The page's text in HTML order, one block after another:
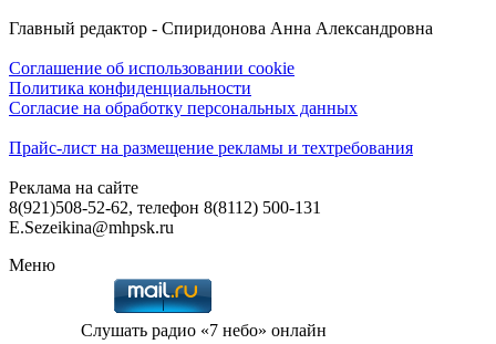
Главный редактор - Спиридонова Анна Александровна
Соглашение об использовании cookie
Политика конфиденциальности
Согласие на обработку персональных данных
Прайс-лист на размещение рекламы и техтребования
Реклама на сайте
8(921)508-52-62, телефон 8(8112) 500-131
E.Sezeikina@mhpsk.ru
Меню
Слушать радио «7 небо» онлайн